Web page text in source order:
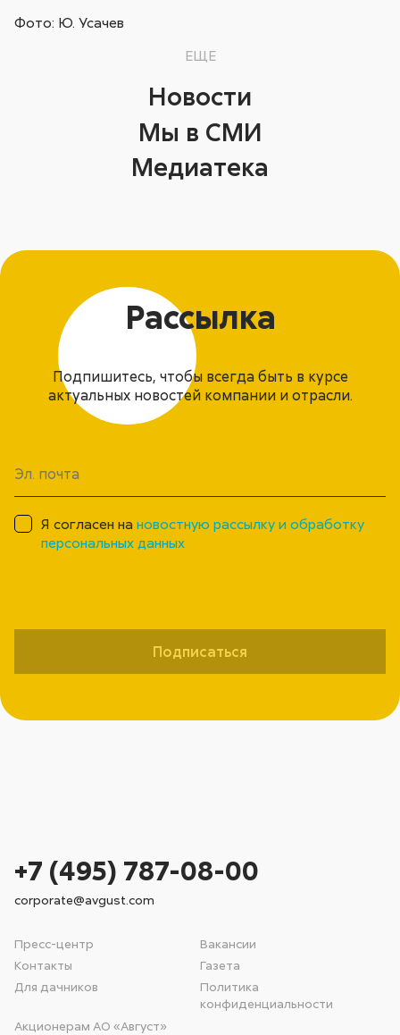
Фото: Ю. Усачев
ЕЩЕ
Новости
Мы в СМИ
Медиатека
Рассылка
Подпишитесь, чтобы всегда быть в курсе
актуальных новостей компании и отрасли.
Я согласен нановостную рассылку и обработку
персональных данных
Подписаться
Пресс-центр
Вакансии
Контакты
Газета
Для дачников
Политика
конфиденциальности
Акционерам АО «Август»
+7 (495) 787-08-00
corporate@avgust.com